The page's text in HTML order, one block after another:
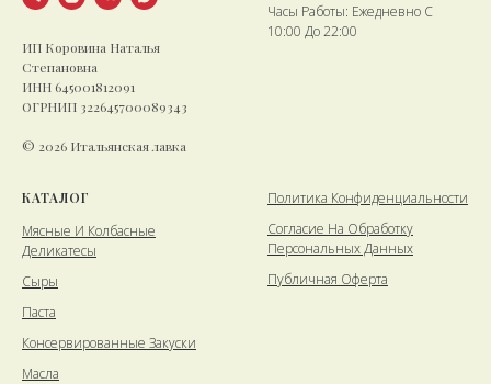
ИП Коровина Наталья
Степановна
ИНН 645001812091
ОГРНИП 322645700089343
© 2026 Итальянская лавка
Часы Работы: Ежедневно С
10:00 До 22:00
КАТАЛОГ
Мясные И Колбасные
Деликатесы
Сыры
Паста
Консервированные Закуски
Масла
Политика Конфиденциальности
Cогласие На Обработку
Персональных Данных
Публичная Оферта